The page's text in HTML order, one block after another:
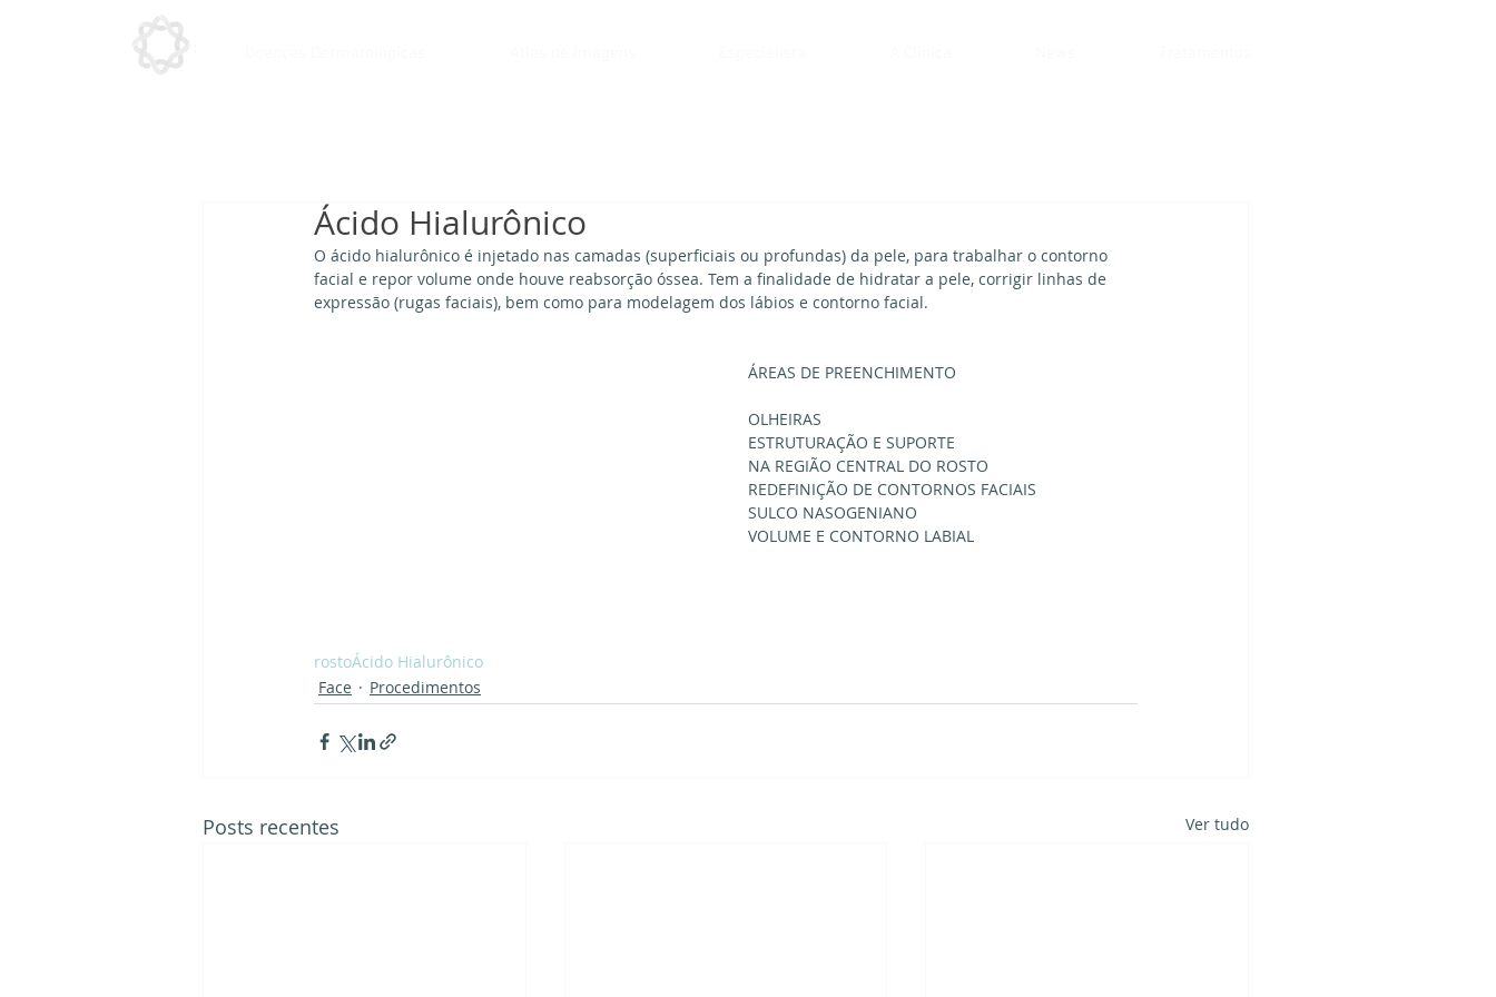
Ácido Hialurônico
O ácido hialurônico é injetado nas camadas (superficiais ou profundas) da pele, para trabalhar o contorno
facial e repor volume onde houve reabsorção óssea. Tem a finalidade de hidratar a pele, corrigir linhas de
expressão (rugas faciais), bem como para modelagem dos lábios e contorno facial.
ÁREAS DE PREENCHIMENTO
OLHEIRAS
ESTRUTURAÇÃO E SUPORTE
NA REGIÃO CENTRAL DO ROSTO
REDEFINIÇÃO DE CONTORNOS FACIAIS
SULCO NASOGENIANO
VOLUME E CONTORNO LABIAL
rostoÁcido Hialurônico
Face
Procedimentos
Posts recentes Ver tudo